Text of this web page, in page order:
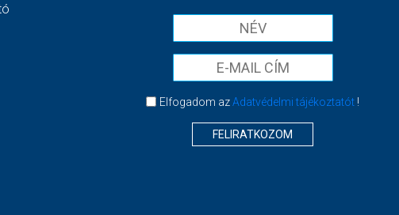
Elfogadom azAdatvédelmi tájékoztatót !
FELIRATKOZOM